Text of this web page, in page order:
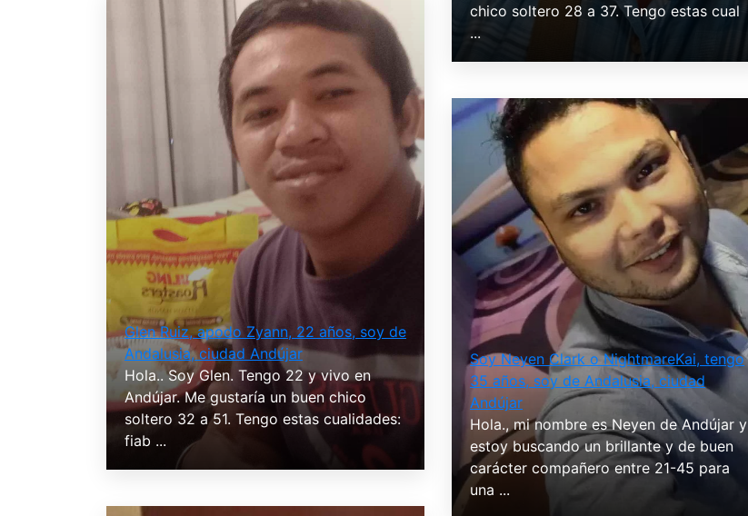
chico soltero 28 a 37. Tengo estas cual
...
Glen Ruiz, apodo Zyann, 22 años, soy de
Andalusia, ciudad Andújar
Hola.. Soy Glen. Tengo 22 y vivo en
Andújar. Me gustaría un buen chico
soltero 32 a 51. Tengo estas cualidades:
fiab ...
Soy Neyen Clark o NightmareKai, tengo
35 años, soy de Andalusia, ciudad
Andújar
Hola., mi nombre es Neyen de Andújar y
estoy buscando un brillante y de buen
carácter compañero entre 21-45 para
una ...